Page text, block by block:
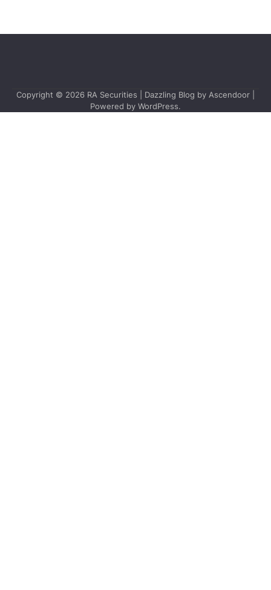
Copyright © 2026 RA Securities | Dazzling Blog by Ascendoor
Powered by WordPress.